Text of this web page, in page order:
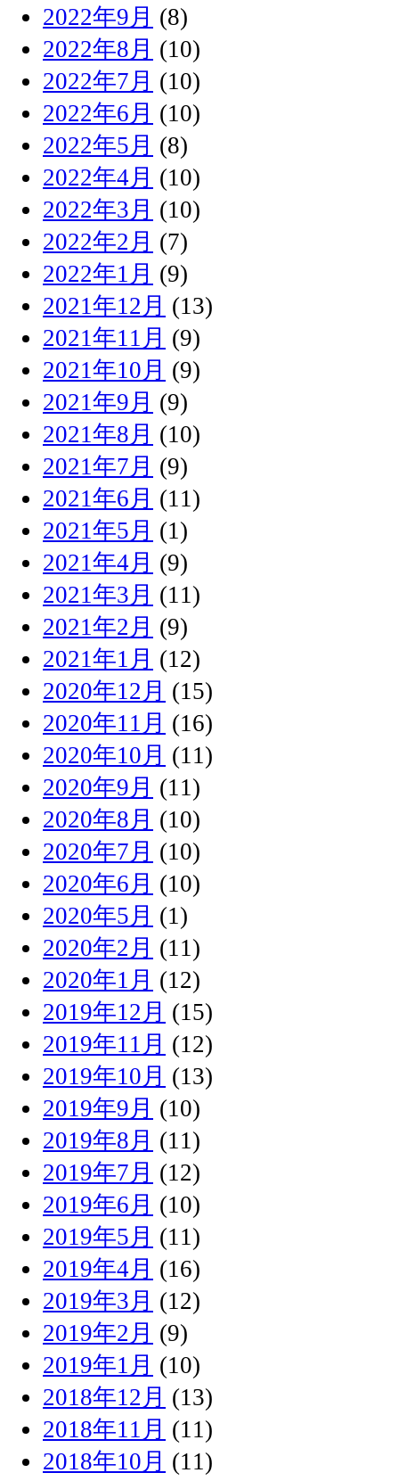
2022年9月 (8)
2022年8月 (10)
2022年7月 (10)
2022年6月 (10)
2022年5月 (8)
2022年4月 (10)
2022年3月 (10)
2022年2月 (7)
2022年1月 (9)
2021年12月 (13)
2021年11月 (9)
2021年10月 (9)
2021年9月 (9)
2021年8月 (10)
2021年7月 (9)
2021年6月 (11)
2021年5月 (1)
2021年4月 (9)
2021年3月 (11)
2021年2月 (9)
2021年1月 (12)
2020年12月 (15)
2020年11月 (16)
2020年10月 (11)
2020年9月 (11)
2020年8月 (10)
2020年7月 (10)
2020年6月 (10)
2020年5月 (1)
2020年2月 (11)
2020年1月 (12)
2019年12月 (15)
2019年11月 (12)
2019年10月 (13)
2019年9月 (10)
2019年8月 (11)
2019年7月 (12)
2019年6月 (10)
2019年5月 (11)
2019年4月 (16)
2019年3月 (12)
2019年2月 (9)
2019年1月 (10)
2018年12月 (13)
2018年11月 (11)
2018年10月 (11)